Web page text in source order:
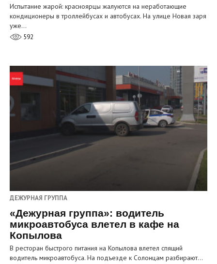
Испытание жарой: красноярцы жалуются на неработающие
кондиционеры в троллейбусах и автобусах. На улице Новая заря
уже…
592
ДЕЖУРНАЯ ГРУППА
«Дежурная группа»: водитель
микроавтобуса влетел в кафе на
Копылова
В ресторан быстрого питания на Копылова влетел спящий
водитель микроавтобуса. На подъезде к Солонцам разбирают…